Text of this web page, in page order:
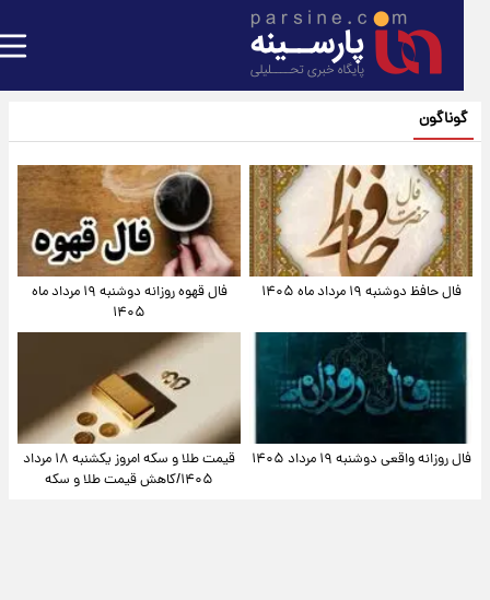
گوناگون
فال حافظ دوشنبه ۱۹ مرداد ماه ۱۴۰۵
فال قهوه روزانه دوشنبه ۱۹ مرداد ماه
۱۴۰۵
فال روزانه واقعی دوشنبه ۱۹ مرداد ۱۴۰۵
قیمت طلا و سکه امروز یکشنبه ۱۸ مرداد
۱۴۰۵/کاهش قیمت طلا و سکه